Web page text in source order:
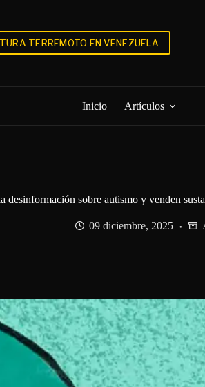
TERREMOTO EN VENEZUELA
Inicio Artículos
desinformación sobre autismo y venden
09 diciembre, 2025